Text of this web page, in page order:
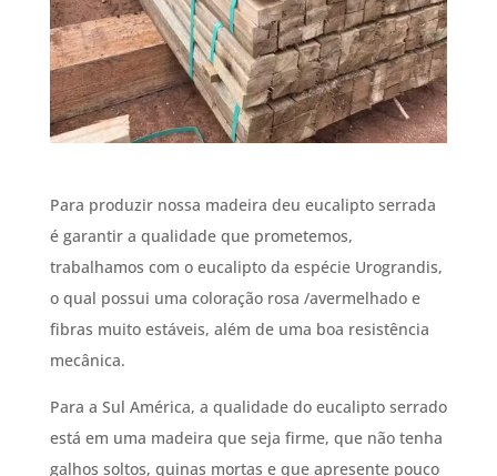
Para produzir nossa madeira deu eucalipto serrada
é garantir a qualidade que prometemos,
trabalhamos com o eucalipto da espécie Urograndis,
o qual possui uma coloração rosa /avermelhado e
fibras muito estáveis, além de uma boa resistência
mecânica.
Para a Sul América, a qualidade do eucalipto serrado
está em uma madeira que seja firme, que não tenha
galhos soltos, quinas mortas e que apresente pouco